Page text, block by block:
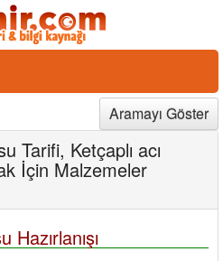
Aramayı Göster
Tarifi, Ketçaplı acı
İçin Malzemeler
Hazırlanışı